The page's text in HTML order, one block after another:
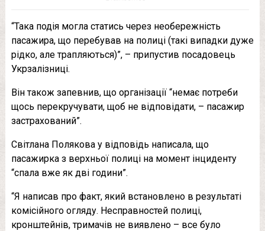
“Така подія могла статись через необережність
пасажира, що перебував на полиці (такі випадки дуже
рідко, але трапляються)”, – припустив посадовець
Укрзалізниці.
Він також запевнив, що організації “немає потреби
щось перекручувати, щоб не відповідати, – пасажир
застрахований”.
Світлана Полякова у відповідь написала, що
пасажирка з верхньої полиці на момент інциденту
“спала вже як дві години”.
“Я написав про факт, який встановлено в результаті
комісійного огляду. Несправностей полиці,
кронштейнів, тримачів не виявлено – все було